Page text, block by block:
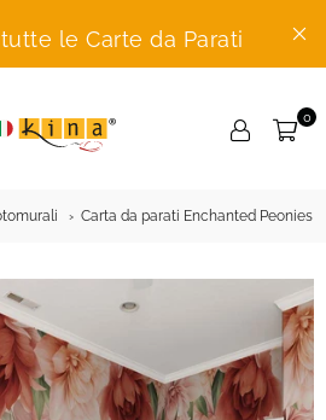
le Carte da Parati
0
Carta da parati Enchanted Peonies